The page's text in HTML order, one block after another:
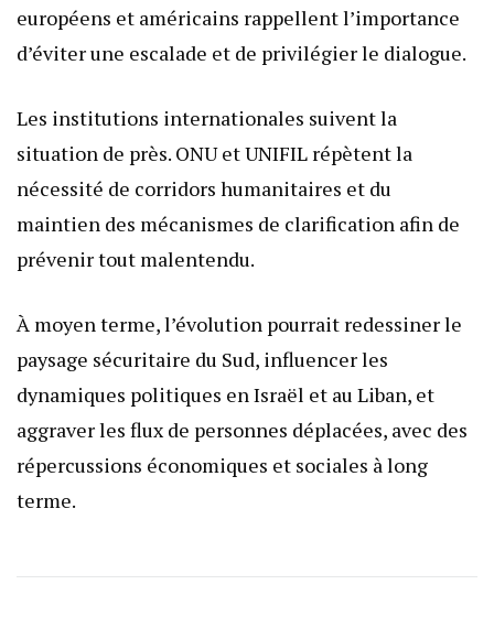
européens et américains rappellent l’importance
d’éviter une escalade et de privilégier le dialogue.
Les institutions internationales suivent la
situation de près. ONU et UNIFIL répètent la
nécessité de corridors humanitaires et du
maintien des mécanismes de clarification afin de
prévenir tout malentendu.
À moyen terme, l’évolution pourrait redessiner le
paysage sécuritaire du Sud, influencer les
dynamiques politiques en Israël et au Liban, et
aggraver les flux de personnes déplacées, avec des
répercussions économiques et sociales à long
terme.